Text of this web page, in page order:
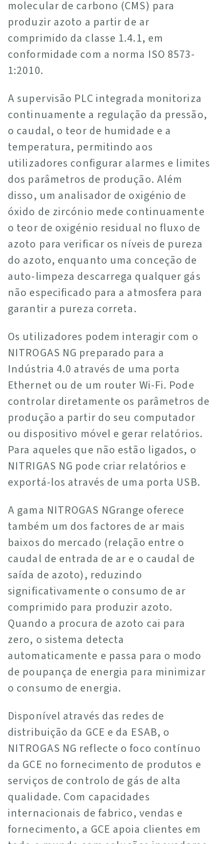
molecular de carbono (CMS) para
produzir azoto a partir de ar
comprimido da classe 1.4.1, em
conformidade com a norma ISO 8573-
1:2010.
A supervisão PLC integrada monitoriza
continuamente a regulação da pressão,
o caudal, o teor de humidade e a
temperatura, permitindo aos
utilizadores configurar alarmes e limites
dos parâmetros de produção. Além
disso, um analisador de oxigénio de
óxido de zircónio mede continuamente
o teor de oxigénio residual no fluxo de
azoto para verificar os níveis de pureza
do azoto, enquanto uma conceção de
auto-limpeza descarrega qualquer gás
não especificado para a atmosfera para
garantir a pureza correta.
Os utilizadores podem interagir com o
NITROGAS NG preparado para a
Indústria 4.0 através de uma porta
Ethernet ou de um router Wi-Fi. Pode
controlar diretamente os parâmetros de
produção a partir do seu computador
ou dispositivo móvel e gerar relatórios.
Para aqueles que não estão ligados, o
NITRIGAS NG pode criar relatórios e
exportá-los através de uma porta USB.
A gama NITROGAS NGrange oferece
também um dos factores de ar mais
baixos do mercado (relação entre o
caudal de entrada de ar e o caudal de
saída de azoto), reduzindo
significativamente o consumo de ar
comprimido para produzir azoto.
Quando a procura de azoto cai para
zero, o sistema detecta
automaticamente e passa para o modo
de poupança de energia para minimizar
o consumo de energia.
Disponível através das redes de
distribuição da GCE e da ESAB, o
NITROGAS NG reflecte o foco contínuo
da GCE no fornecimento de produtos e
serviços de controlo de gás de alta
qualidade. Com capacidades
internacionais de fabrico, vendas e
fornecimento, a GCE apoia clientes em